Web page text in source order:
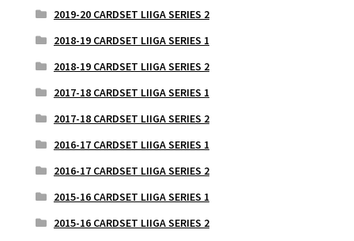
2019-20 CARDSET LIIGA SERIES 2
2018-19 CARDSET LIIGA SERIES 1
2018-19 CARDSET LIIGA SERIES 2
2017-18 CARDSET LIIGA SERIES 1
2017-18 CARDSET LIIGA SERIES 2
2016-17 CARDSET LIIGA SERIES 1
2016-17 CARDSET LIIGA SERIES 2
2015-16 CARDSET LIIGA SERIES 1
2015-16 CARDSET LIIGA SERIES 2